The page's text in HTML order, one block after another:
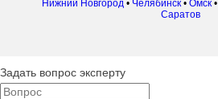
Нижний Новгород• Челябинск• Омск•
Саратов
Задать вопрос эксперту